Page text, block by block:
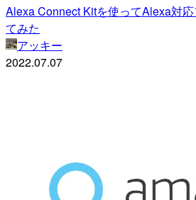
Alexa Connect Kitを使ってAlexa対
てみた
アッキー
2022.07.07